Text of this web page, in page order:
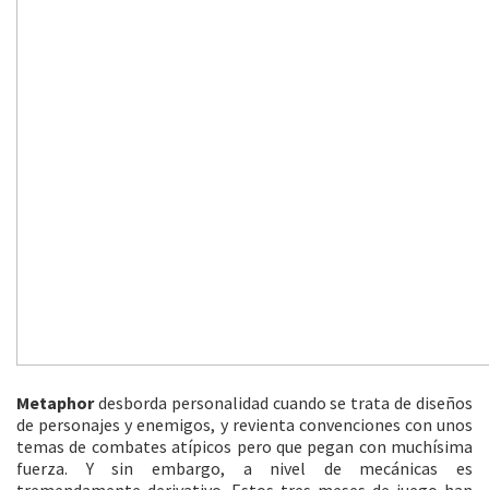
Metaphordesborda personalidad cuando se trata de diseños
de personajes y enemigos, y revienta convenciones con unos
temas de combates atípicos pero que pegan con muchísima
fuerza. Y sin embargo, a nivel de mecánicas es